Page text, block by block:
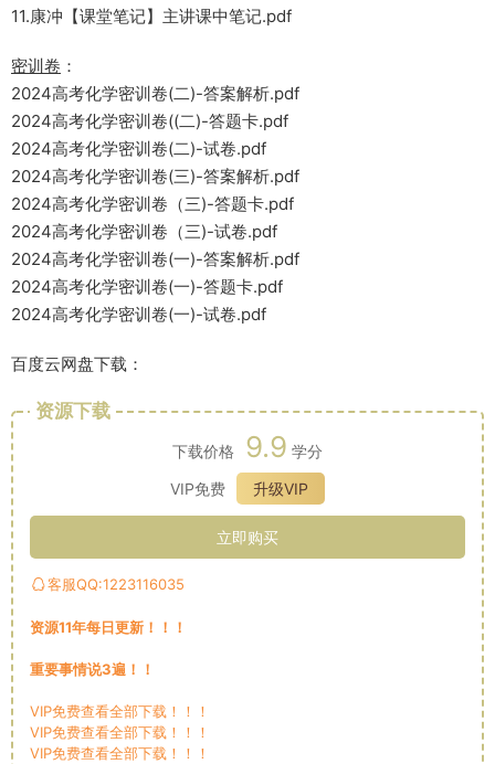
11.康冲【课堂笔记】主讲课中笔记.pdf
密训卷 ：
2024高考化学密训卷(二)-答案解析.pdf
2024高考化学密训卷((二)-答题卡.pdf
2024高考化学密训卷(二)-试卷.pdf
2024高考化学密训卷(三)-答案解析.pdf
2024高考化学密训卷（三)-答题卡.pdf
2024高考化学密训卷（三)-试卷.pdf
2024高考化学密训卷(一)-答案解析.pdf
2024高考化学密训卷(一)-答题卡.pdf
2024高考化学密训卷(一)-试卷.pdf
百度云网盘下载：
资源下载
下载价格 9.9 学分
VIP免费
升级VIP
立即购买
客服QQ:1223116035
资源11年每日更新！！！
重要事情说3遍！！
VIP免费查看全部下载！！！
VIP免费查看全部下载！！！
VIP免费查看全部下载！！！